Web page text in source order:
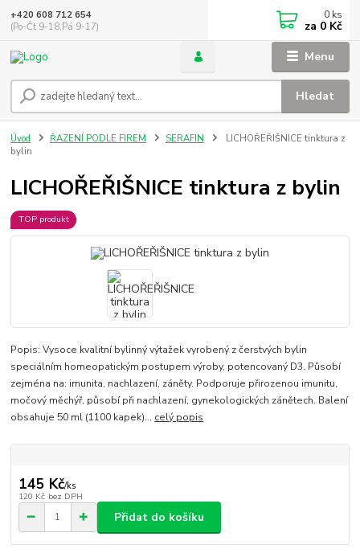
Menu
Hledat
+420 608 712 654
(Po-Čt 9-18,Pá 9-17)
0 ks
za 0 Kč
Úvod ŘAZENÍ PODLE FIREM SERAFIN
LICHOŘEŘIŠNICE tinktura z
bylin
LICHOŘEŘIŠNICE tinktura z bylin
TOP produkt
Popis: Vysoce kvalitní bylinný výtažek vyrobený z čerstvých bylin
speciálním homeopatickým postupem výroby, potencovaný D3. Působí
zejména na: imunita, nachlazení, záněty. Podporuje přirozenou imunitu,
močový měchýř, působí při nachlazení, gynekologických zánětech. Balení
obsahuje 50 ml (1100 kapek)... celý popis
145 Kč/ks
120 Kč bez DPH
Přidat do košíku